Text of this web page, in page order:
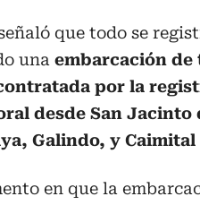
que todo se
una embarcación
por la
desde San Jacinto
Galindo, y
en que la